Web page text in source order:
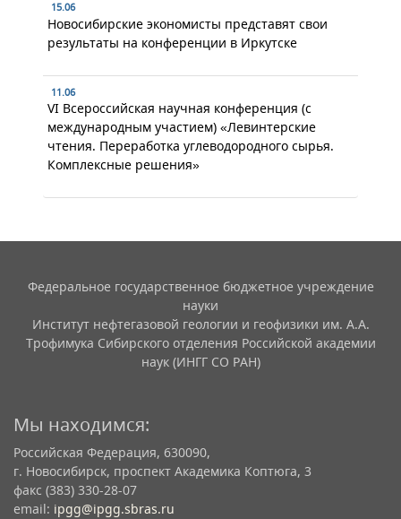
15.06
Новосибирские экономисты представят свои
результаты на конференции в Иркутске
11.06
VI Всероссийская научная конференция (с
международным участием) «Левинтерские
чтения. Переработка углеводородного сырья.
Комплексные решения»
Федеральное государственное бюджетное учреждение
науки
Институт нефтегазовой геологии и геофизики им. А.А.
Трофимука Сибирского отделения Российской академии
наук (ИНГГ СО РАН)
Мы находимся:
Российская Федерация, 630090,
г. Новосибирск, проспект Академика Коптюга, 3
факс (383) 330-28-07
email: ipgg@ipgg.sbras.ru